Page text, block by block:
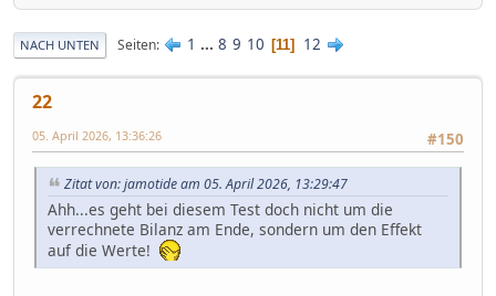
NACH UNTEN Seiten 1 ... 8 9 10 11 12
22
#150
05. April 2026, 13:36:26
Zitat von: jamotide am 05. April 2026, 13:29:47
Ahh...es geht bei diesem Test doch nicht um die
verrechnete Bilanz am Ende, sondern um den Effekt
auf die Werte!